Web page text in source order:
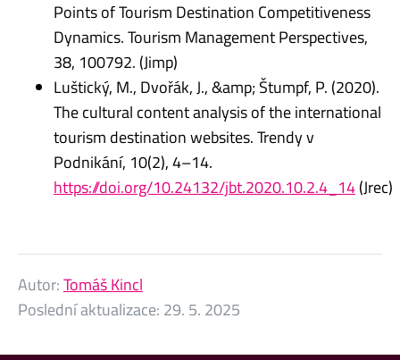
Points of Tourism Destination Competitiveness
Dynamics. Tourism Management Perspectives,
38, 100792. (Jimp)
Luštický, M., Dvořák, J., &amp; Štumpf, P. (2020).
The cultural content analysis of the international
tourism destination websites. Trendy v
Podnikání, 10(2), 4–14.
https://doi.org/10.24132/jbt.2020.10.2.4_14(Jrec)
Autor:Tomáš Kincl
Poslední aktualizace: 29. 5. 2025